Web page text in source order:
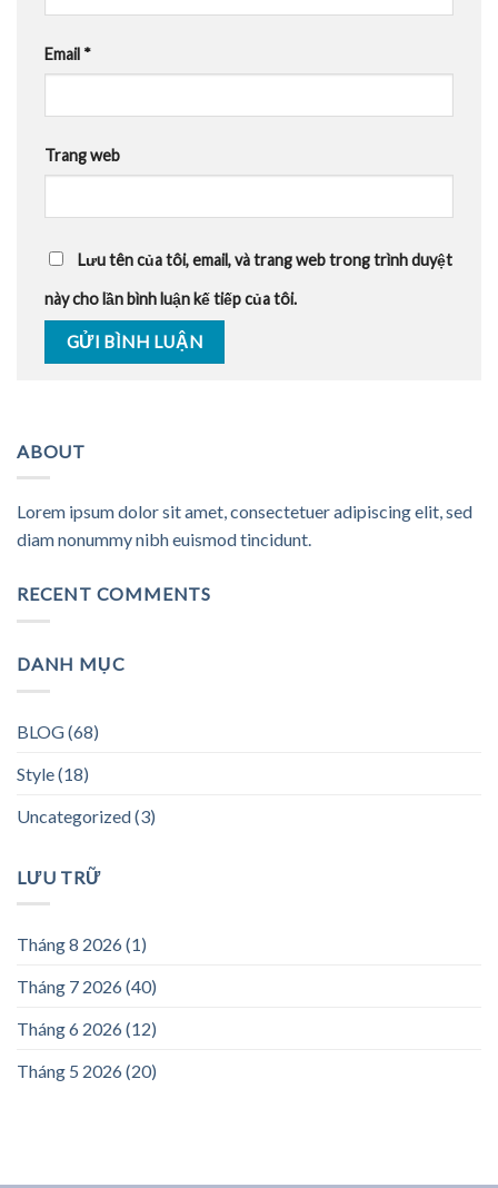
Email *
Trang web
Lưu tên của tôi, email, và trang web trong trình duyệt
này cho lần bình luận kế tiếp của tôi.
ABOUT
Lorem ipsum dolor sit amet, consectetuer adipiscing elit, sed
diam nonummy nibh euismod tincidunt.
RECENT COMMENTS
DANH MỤC
BLOG(68)
Style(18)
Uncategorized(3)
LƯU TRỮ
Tháng 8 2026 (1)
Tháng 7 2026 (40)
Tháng 6 2026 (12)
Tháng 5 2026 (20)